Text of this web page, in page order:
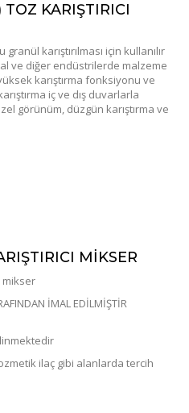
KARIŞTIRICI
granül karıştırılması için kullanılır
ve diğer endüstrilerde malzeme
karıştırma fonksiyonu ve
iç ve dış duvarlarla
görünüm, düzgün karıştırma ve
MİKSER
mikser
İMAL EDİLMİŞTİR
ilaç gibi alanlarda tercih